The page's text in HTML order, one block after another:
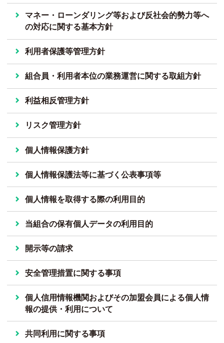
マネー・ローンダリング等および反社会的勢力等へ
の対応に関する基本方針
利用者保護等管理方針
組合員・利用者本位の業務運営に関する取組方針
利益相反管理方針
リスク管理方針
個人情報保護方針
個人情報保護法等に基づく公表事項等
個人情報を取得する際の利用目的
当組合の保有個人データの利用目的
開示等の請求
安全管理措置に関する事項
個人信用情報機関およびその加盟会員による個人情
報の提供・利用について
共同利用に関する事項